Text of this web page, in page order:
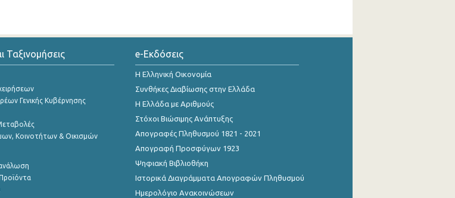
Ταξινομήσεις
Γενικής Κυβέρνησης
Κοινοτήτων & Οικισμών
e-Εκδόσεις
Η Ελληνική Οικονομία
Συνθήκες Διαβίωσης στην Ελλάδα
Η Ελλάδα με Αριθμούς
Στόχοι Βιώσιμης Ανάπτυξης
Απογραφές Πληθυσμού 1821 - 2021
Απογραφή Προσφύγων 1923
Ψηφιακή Βιβλιοθήκη
Ιστορικά Διαγράμματα Απογραφών Πληθυσμού
Ημερολόγιο Ανακοινώσεων